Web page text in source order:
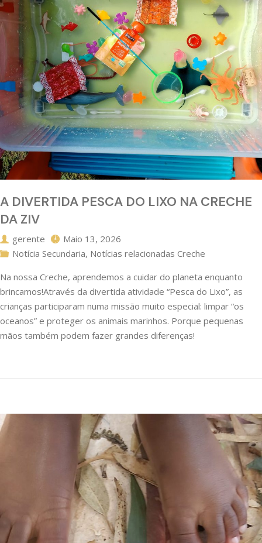
A DIVERTIDA PESCA DO LIXO NA CRECHE
DA ZIV
gerente
Maio 13, 2026
Notícia Secundaria, Notícias relacionadas Creche
Na nossa Creche, aprendemos a cuidar do planeta enquanto
brincamos!Através da divertida atividade “Pesca do Lixo”, as
crianças participaram numa missão muito especial: limpar “os
oceanos” e proteger os animais marinhos. Porque pequenas
mãos também podem fazer grandes diferenças!